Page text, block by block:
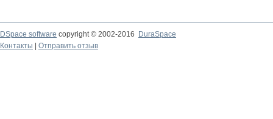
DSpace software copyright © 2002-2016
DuraSpace
Контакты
Отправить отзыв